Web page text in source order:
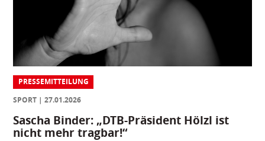
PRESSEMITTEILUNG
SPORT
27.01.2026
Sascha Binder: „DTB-Präsident Hölzl ist
nicht mehr tragbar!“